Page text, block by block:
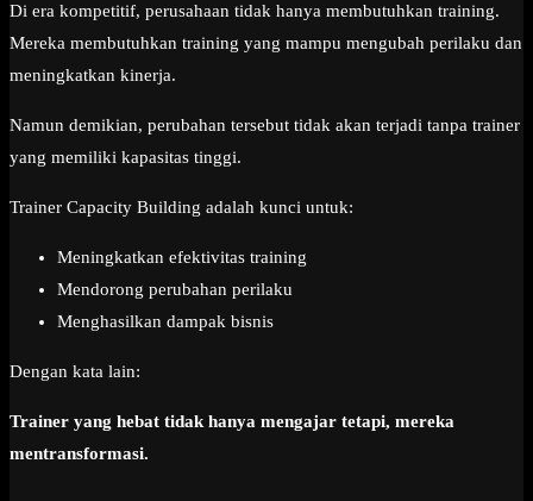
Di era kompetitif, perusahaan tidak hanya membutuhkan training.
Mereka membutuhkan training yang mampu mengubah perilaku dan
meningkatkan kinerja.
Namun demikian, perubahan tersebut tidak akan terjadi tanpa trainer
yang memiliki kapasitas tinggi.
Trainer Capacity Building adalah kunci untuk:
Meningkatkan efektivitas training
Mendorong perubahan perilaku
Menghasilkan dampak bisnis
Dengan kata lain:
Trainer yang hebat tidak hanya mengajar tetapi, mereka
mentransformasi.